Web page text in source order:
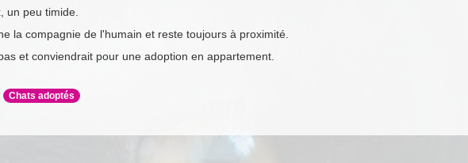
un peu timide.
la compagnie de l'humain et reste toujours à proximité.
et conviendrait pour une adoption en appartement.
Chats adoptés